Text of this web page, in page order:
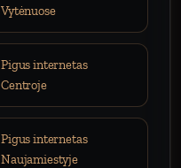
Vytėnuose
Pigus internetas
Centroje
Pigus internetas
Naujamiestyje